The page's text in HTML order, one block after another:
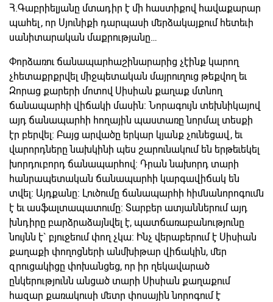
Հ.Գաբրիելյանը մտադիր է մի հաստիքով հավաքարար
պահել, որ Սյունիքի դարպասի մերձակայքում հետեւի
սանիտարական մաքրությանը…
Փորձառու ճանապարհաշինարարից չէինք կարող
չհետաքրքրվել միջպետական մայրուղուց թեքվող եւ
Զորաց քարերի մոտով Սիսիան քաղաք մտնող
ճանապարհի վիճակի մասին: Նորագույն տեխնիկայով
այդ ճանապարհի հողային պաստառը նորմալ տեսքի
էր բերվել: Բայց արվածը երկար կյանք չունեցավ, եւ
վարորդները նախկինի պես շարունակում են երթեւեկել
խորդուբորդ ճանապարհով: Դրան նախորդ տարի
հանրապետական ճանապարհի կարգավիճակ են
տվել: Այդքանը: Լուծումը ճանապարհի հիմնանորոգումն
է եւ ասֆալտապատումը: Տարբեր ատյաններում այդ
խնդիրը բարձրաձայնվել է, պատճառաբանությունը
նույնն է` բյուջեում փող չկա: Ինչ վերաբերում է Սիսիան
քաղաքի փողոցների անմխիթար վիճակին, մեր
զրուցակիցը փոխանցեց, որ իր ղեկավարած
ընկերությունն անցած տարի Սիսիան քաղաքում
հազար քառակուսի մետր փոսային նորոգում է